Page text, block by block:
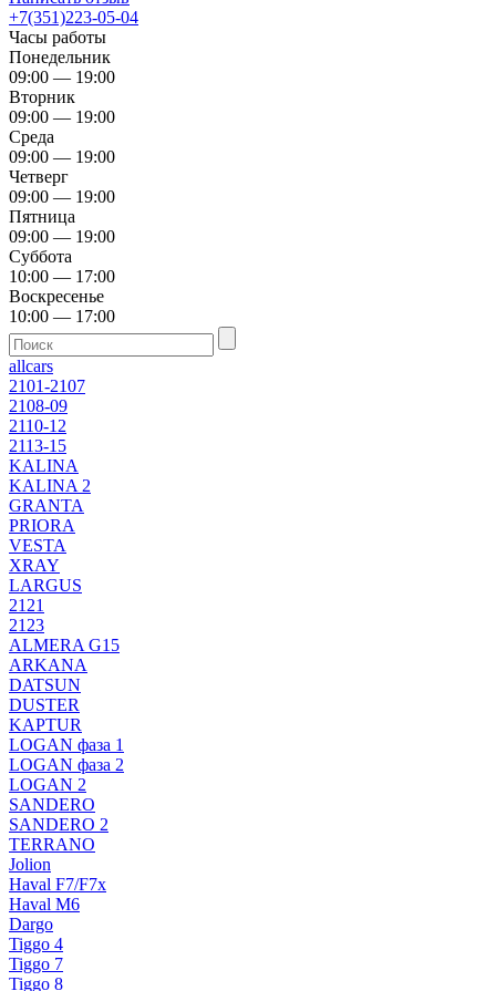
+7(351)223-05-04
Часы работы
Понедельник
09:00 — 19:00
Вторник
09:00 — 19:00
Среда
09:00 — 19:00
Четверг
09:00 — 19:00
Пятница
09:00 — 19:00
Суббота
10:00 — 17:00
Воскресенье
10:00 — 17:00
allcars
2101-2107
2108-09
2110-12
2113-15
KALINA
KALINA 2
GRANTA
PRIORA
VESTA
XRAY
LARGUS
2121
2123
ALMERA G15
ARKANA
DATSUN
DUSTER
KAPTUR
LOGAN фаза 1
LOGAN фаза 2
LOGAN 2
SANDERO
SANDERO 2
TERRANO
Jolion
Haval F7/F7x
Haval M6
Dargo
Tiggo 4
Tiggo 7
Tiggo 8